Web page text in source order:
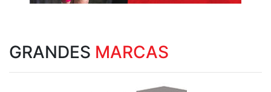
GRANDES MARCAS